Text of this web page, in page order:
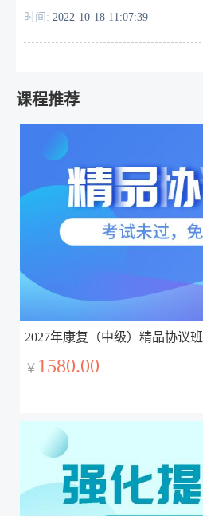
时间: 2022-10-18 11:07:39
课程推荐
2027年康复（中级）精品协议班
￥ 1580.00